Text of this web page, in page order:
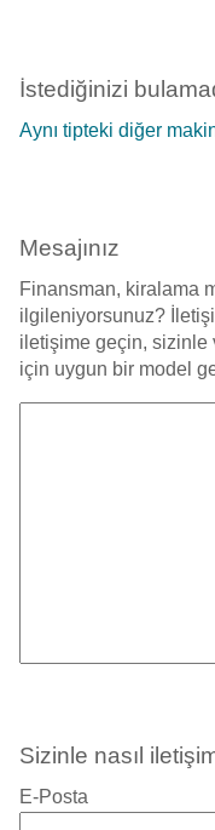
İstediğinizi
Aynı tipteki diğer
Mesajınız
Finansman, kiralama
ilgileniyorsunuz?
iletişime geçin, sizinle
için uygun bir model
Sizinle nasıl
E-Posta